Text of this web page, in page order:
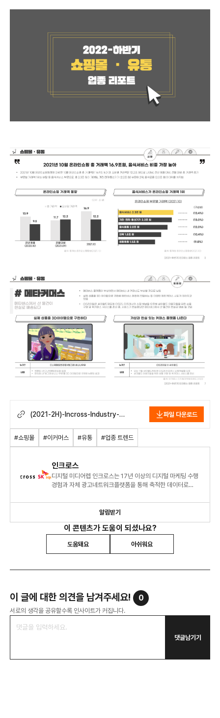
(2021-2H)-Incross-Industry-
파일 다운로드
#쇼핑몰 #이커머스 #유통 #업종 트렌드
인크로스
디지털 미디어렙 인크로스는 17년 이상의 디지털 마케팅 수행
경험과 자체 광고네트워크플랫폼을 통해 축적한 데이터로
알림받기
이 콘텐츠가 도움이 되셨나요?
도움돼요 아쉬워요
이 글에 대한 의견을 남겨주세요! 0
서로의 생각을 공유할수록 인사이트가 커집니다.
댓글남기기